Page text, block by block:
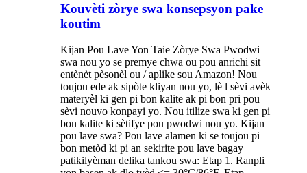
Kouvèti zòrye swa konsepsyon pake
koutim
Kijan Pou Lave Yon Taie Zòrye Swa Pwodwi
swa nou yo se premye chwa ou pou anrichi sit
entènèt pèsonèl ou / aplike sou Amazon! Nou
toujou ede ak sipòte kliyan nou yo, lè l sèvi avèk
materyèl ki gen pi bon kalite ak pi bon pri pou
sèvi nouvo konpayi yo. Nou itilize swa ki gen pi
bon kalite ki sètifye pou pwodwi nou yo. Kijan
pou lave swa? Pou lave alamen ki se toujou pi
bon metòd ki pi an sekirite pou lave bagay
patikilyèman delika tankou swa: Etap 1. Ranpli